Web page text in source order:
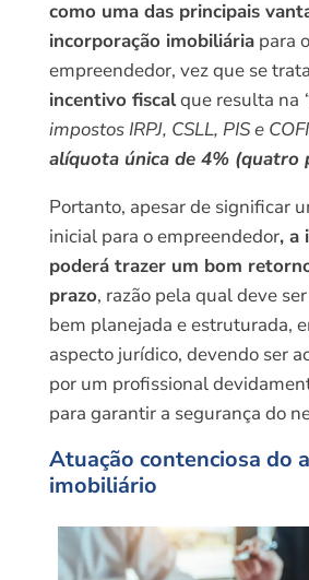
como uma das principais
incorporação imobiliáriapara o
empreendedor, vez que se
incentivo fiscalque resulta na
impostos IRPJ, CSLL, PIS e
alíquota única de 4% (quatro
Portanto, apesar de significar
inicial para o empreendedor, a
poderá trazer um bom
prazo, razão pela qual deve
bem planejada e estruturada,
aspecto jurídico, devendo ser
por um profissional
para garantir a segurança do
Atuação contenciosa do
imobiliário